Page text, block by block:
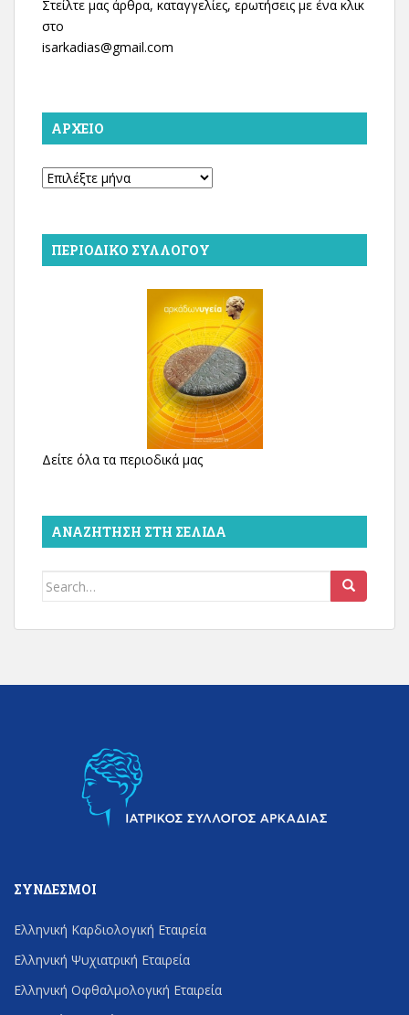
Στείλτε μας άρθρα, καταγγελίες, ερωτήσεις με ένα κλικ
στο
isarkadias@gmail.com
ΑΡΧΕΊΟ
Αρχείο
ΠΕΡΙΟΔΙΚΌ ΣΥΛΛΌΓΟΥ
Δείτε όλα τα περιοδικά μας
ΑΝΑΖΉΤΗΣΗ ΣΤΗ ΣΕΛΊΔΑ
Search
ΣΎΝΔΕΣΜΟΙ
Ελληνική Καρδιολογική Εταιρεία
Ελληνική Ψυχιατρική Εταιρεία
Ελληνική Οφθαλμολογική Εταιρεία